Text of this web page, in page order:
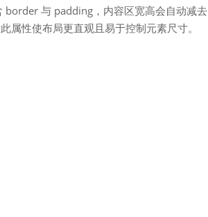
与 padding，内容区宽高会自动减去
性使布局更直观且易于控制元素尺寸。